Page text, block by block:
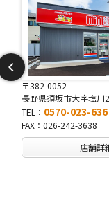
〒381-0042
長野県長野市稲田2-7-
TEL： 0570-025-457
FAX：026-254-5778
店舗詳